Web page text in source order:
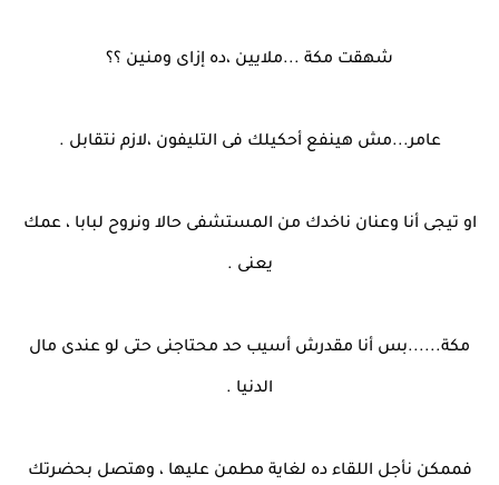
شهقت مكة ...ملايين ،ده إزاى ومنين ؟؟
عامر...مش هينفع أحكيلك فى التليفون ،لازم نتقابل .
او تيجى أنا وعنان ناخدك من المستشفى حالا ونروح لبابا ، عمك
يعنى .
مكة......بس أنا مقدرش أسيب حد محتاجنى حتى لو عندى مال
الدنيا .
فممكن نأجل اللقاء ده لغاية مطمن عليها ، وهتصل بحضرتك